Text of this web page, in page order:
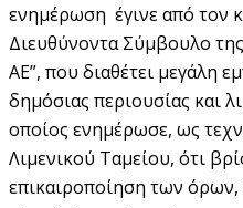
ενημέρωση έγινε από τον
Διευθύνοντα Σύμβουλο
AE”, που διαθέτει μεγάλη
δημόσιας περιουσίας και
οποίος ενημέρωσε, ως
Λιμενικού Ταμείου, ότι
επικαιροποίηση των